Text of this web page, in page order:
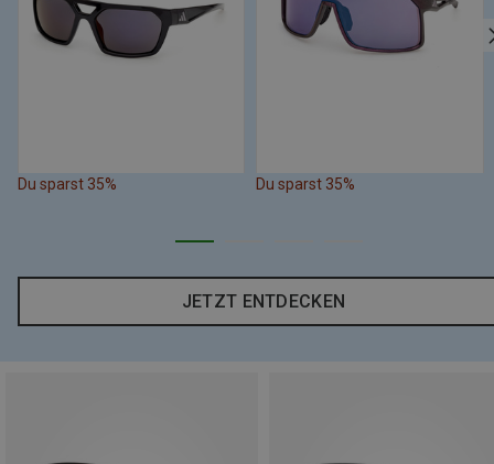
Du sparst 35% Du sparst 35%
JETZT ENTDECKEN